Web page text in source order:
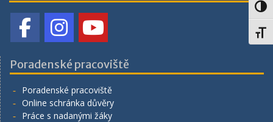
Poradenské pracoviště
Poradenské pracoviště
Online schránka důvěry
Práce s nadanými žáky